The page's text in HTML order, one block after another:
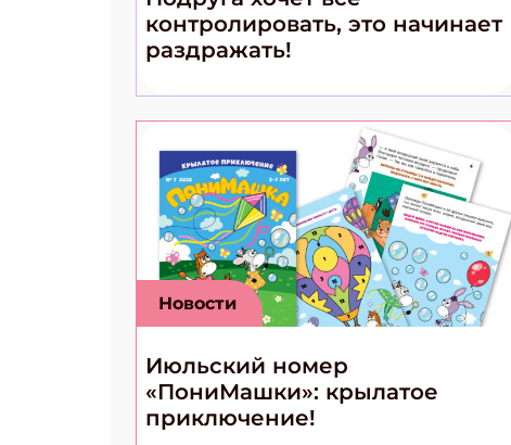
контролировать, это начинает
раздражать!
Новости
Июльский номер
«ПониМашки»: крылатое
приключение!